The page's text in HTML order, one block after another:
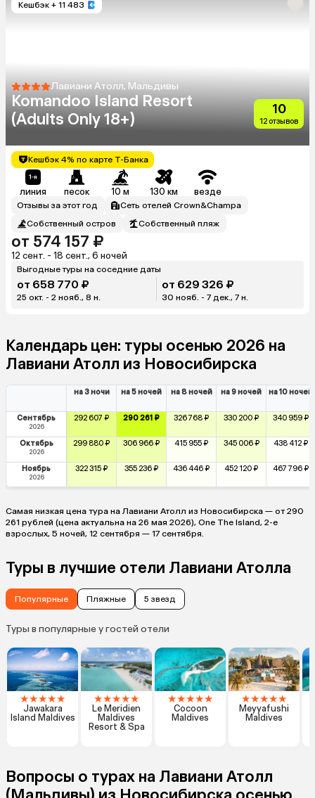
Кешбэк + 11 483
Лавиани Атолл, Мальдивы
Komandoo Island Resort
(Adults Only 18+)
10
12 отзывов
Кешбэк 4% по карте Т-Банка
линия песок 10 м 130 км везде
Отзывы за этот год
Сеть отелей Crown&Champa
Собственный остров
Собственный пляж
от 574 157 ₽
12 сент. - 18 сент., 6 ночей
Выгодные туры на соседние даты
от 658 770 ₽
25 окт. - 2 нояб., 8 н.
от 629 326 ₽
30 нояб. - 7 дек., 7 н.
Календарь цен: туры осенью 2026 на
Лавиани Атолл из Новосибирска
на 3 ночи на 5 ночей на 8 ночей на 9 ночей на 10 ночей
Сентябрь
2026
292 607 ₽ 290 261 ₽ 326 768 ₽ 330 200 ₽ 340 959 ₽
Октябрь
2026
299 880 ₽ 306 966 ₽ 415 955 ₽ 345 006 ₽ 438 412 ₽
Ноябрь
2026
322 315 ₽ 355 236 ₽ 436 446 ₽ 452 120 ₽ 467 796 ₽
Самая низкая цена тура на Лавиани Атолл из Новосибирска — от 290
261 рублей (цена актуальна на 26 мая 2026), One The Island, 2-е
взрослых, 5 ночей, 12 сентября — 17 сентября.
Туры в лучшие отели Лавиани Атолла
Популярные Пляжные 5 звезд
Туры в популярные у гостей отели
★★★★★
Jawakara
Island Maldives
★★★★★
Le Meridien
Maldives
Resort & Spa
★★★★★
Cocoon
Maldives
★★★★★
Meyyafushi
Maldives
Вопросы о турах на Лавиани Атолл